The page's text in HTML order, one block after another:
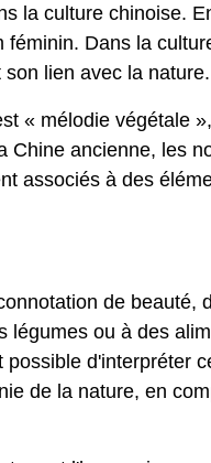
la culture chinoise.
Dans la
lien avec la nature.
« mélodie végétale
Chine ancienne, les
associés à des
de beauté,
légumes ou à des
d'interpréter
de la nature, en